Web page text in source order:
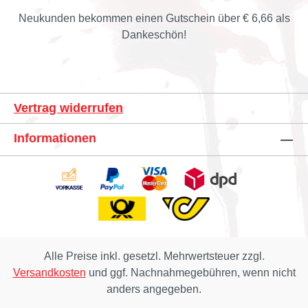
Neukunden bekommen einen Gutschein über € 6,66 als
Dankeschön!
Vertrag widerrufen
Informationen
Alle Preise inkl. gesetzl. Mehrwertsteuer zzgl.
Versandkosten und ggf. Nachnahmegebühren, wenn nicht
anders angegeben.